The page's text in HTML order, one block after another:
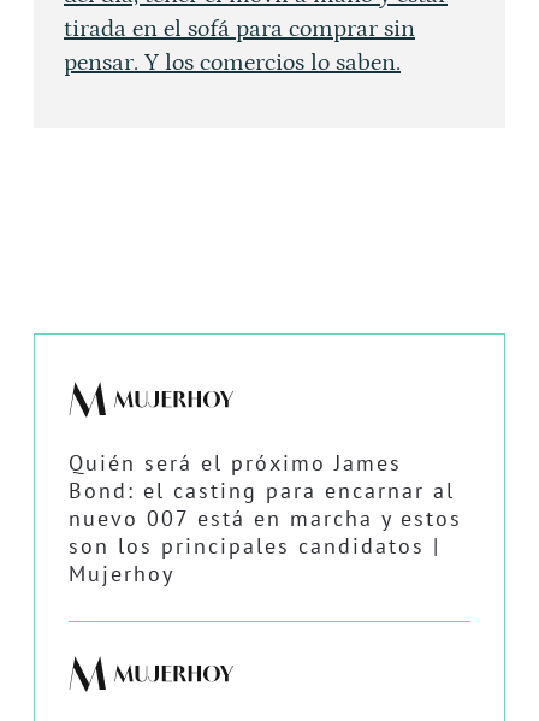
tirada en el sofá para comprar sin
pensar. Y los comercios lo saben.
Quién será el próximo James
Bond: el casting para encarnar al
nuevo 007 está en marcha y estos
son los principales candidatos |
Mujerhoy